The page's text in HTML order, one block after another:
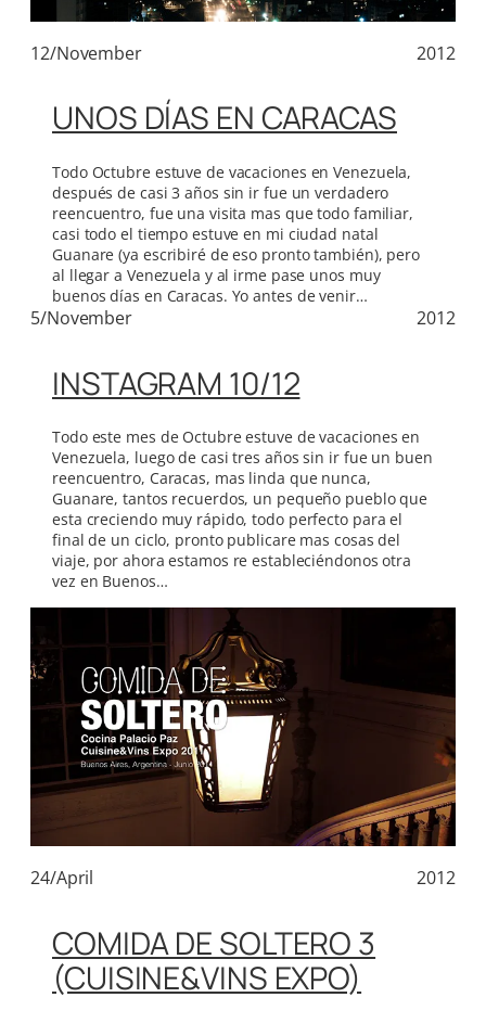
12/November 2012
UNOS DÍAS EN CARACAS
Todo Octubre estuve de vacaciones en Venezuela,
después de casi 3 años sin ir fue un verdadero
reencuentro, fue una visita mas que todo familiar,
casi todo el tiempo estuve en mi ciudad natal
Guanare (ya escribiré de eso pronto también), pero
al llegar a Venezuela y al irme pase unos muy
buenos días en Caracas. Yo antes de venir…
5/November 2012
INSTAGRAM 10/12
Todo este mes de Octubre estuve de vacaciones en
Venezuela, luego de casi tres años sin ir fue un buen
reencuentro, Caracas, mas linda que nunca,
Guanare, tantos recuerdos, un pequeño pueblo que
esta creciendo muy rápido, todo perfecto para el
final de un ciclo, pronto publicare mas cosas del
viaje, por ahora estamos re estableciéndonos otra
vez en Buenos…
24/April 2012
COMIDA DE SOLTERO 3
(CUISINE&VINS EXPO)